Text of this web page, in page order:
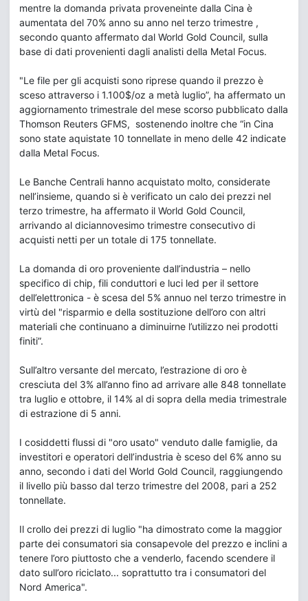
mentre la domanda privata proveneinte dalla Cina è
aumentata del 70% anno su anno nel terzo trimestre ,
secondo quanto affermato dal World Gold Council, sulla
base di dati provenienti dagli analisti della Metal Focus.
"Le file per gli acquisti sono riprese quando il prezzo è
sceso attraverso i 1.100$/oz a metà luglio”, ha affermato un
aggiornamento trimestrale del mese scorso pubblicato dalla
Thomson Reuters GFMS, sostenendo inoltre che “in Cina
sono state aquistate 10 tonnellate in meno delle 42 indicate
dalla Metal Focus.
Le Banche Centrali hanno acquistato molto, considerate
nell’insieme, quando si è verificato un calo dei prezzi nel
terzo trimestre, ha affermato il World Gold Council,
arrivando al diciannovesimo trimestre consecutivo di
acquisti netti per un totale di 175 tonnellate.
La domanda di oro proveniente dall’industria – nello
specifico di chip, fili conduttori e luci led per il settore
dell’elettronica - è scesa del 5% annuo nel terzo trimestre in
virtù del "risparmio e della sostituzione dell’oro con altri
materiali che continuano a diminuirne l’utilizzo nei prodotti
finiti”.
Sull’altro versante del mercato, l’estrazione di oro è
cresciuta del 3% all’anno fino ad arrivare alle 848 tonnellate
tra luglio e ottobre, il 14% al di sopra della media trimestrale
di estrazione di 5 anni.
I cosiddetti flussi di "oro usato" venduto dalle famiglie, da
investitori e operatori dell’industria è sceso del 6% anno su
anno, secondo i dati del World Gold Council, raggiungendo
il livello più basso dal terzo trimestre del 2008, pari a 252
tonnellate.
Il crollo dei prezzi di luglio "ha dimostrato come la maggior
parte dei consumatori sia consapevole del prezzo e inclini a
tenere l’oro piuttosto che a venderlo, facendo scendere il
dato sull’oro riciclato... soprattutto tra i consumatori del
Nord America".